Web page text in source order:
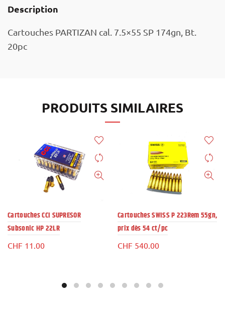
Description
Cartouches PARTIZAN cal. 7.5×55 SP 174gn, Bt.
20pc
PRODUITS SIMILAIRES
Cartouches CCI SUPRESOR
Subsonic HP 22LR
CHF 11.00
Cartouches SWISS P 223Rem 55gn,
prix dès 54 ct/pc
CHF 540.00